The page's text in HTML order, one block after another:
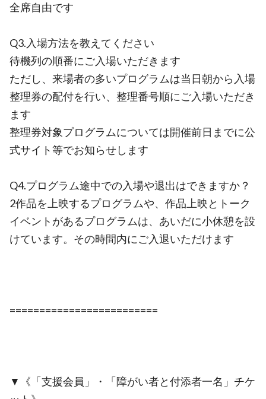
全席自由です
Q3.入場方法を教えてください
待機列の順番にご入場いただきます
ただし、来場者の多いプログラムは当日朝から入場
整理券の配付を行い、整理番号順にご入場いただき
ます
整理券対象プログラムについては開催前日までに公
式サイト等でお知らせします
Q4.プログラム途中での入場や退出はできますか？
2作品を上映するプログラムや、作品上映とトーク
イベントがあるプログラムは、あいだに小休憩を設
けています。その時間内にご入退いただけます
=========================
▼《「支援会員」・「障がい者と付添者一名」チケ